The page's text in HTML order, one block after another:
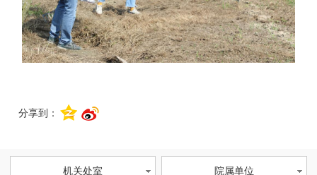
分享到：
机关处室 院属单位